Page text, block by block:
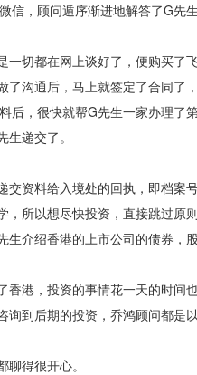
，顾问遁序渐进地解答了G先生
切都在网上谈好了，便购买了
沟通后，马上就签定了合同了
后，很快就帮G先生一家办理了
递交了。
资料给入境处的回执，即档案
所以想尽快投资，直接跳过原
介绍香港的上市公司的债券，
港，投资的事情花一天的时间
到后期的投资，乔鸿顾问都是
得很开心。